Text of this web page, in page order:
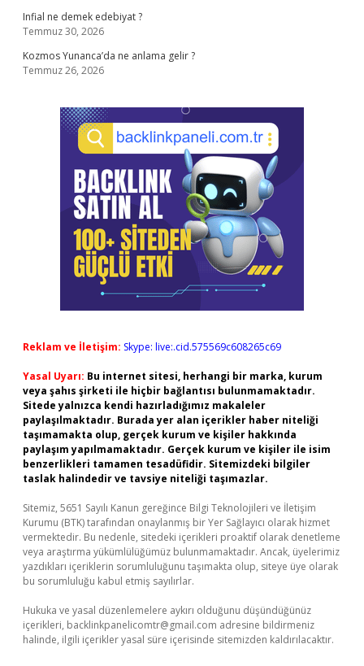
Infial ne demek edebiyat ?
Temmuz 30, 2026
Kozmos Yunanca’da ne anlama gelir ?
Temmuz 26, 2026
Reklam ve İletişim: Skype: live:.cid.575569c608265c69
Yasal Uyarı: Bu internet sitesi, herhangi bir marka, kurum
veya şahıs şirketi ile hiçbir bağlantısı bulunmamaktadır.
Sitede yalnızca kendi hazırladığımız makaleler
paylaşılmaktadır. Burada yer alan içerikler haber niteliği
taşımamakta olup, gerçek kurum ve kişiler hakkında
paylaşım yapılmamaktadır. Gerçek kurum ve kişiler ile isim
benzerlikleri tamamen tesadüfidir. Sitemizdeki bilgiler
taslak halindedir ve tavsiye niteliği taşımazlar.
Sitemiz, 5651 Sayılı Kanun gereğince Bilgi Teknolojileri ve İletişim
Kurumu (BTK) tarafından onaylanmış bir Yer Sağlayıcı olarak hizmet
vermektedir. Bu nedenle, sitedeki içerikleri proaktif olarak denetleme
veya araştırma yükümlülüğümüz bulunmamaktadır. Ancak, üyelerimiz
yazdıkları içeriklerin sorumluluğunu taşımakta olup, siteye üye olarak
bu sorumluluğu kabul etmiş sayılırlar.
Hukuka ve yasal düzenlemelere aykırı olduğunu düşündüğünüz
içerikleri, backlinkpanelicomtr@gmail.com adresine bildirmeniz
halinde, ilgili içerikler yasal süre içerisinde sitemizden kaldırılacaktır.